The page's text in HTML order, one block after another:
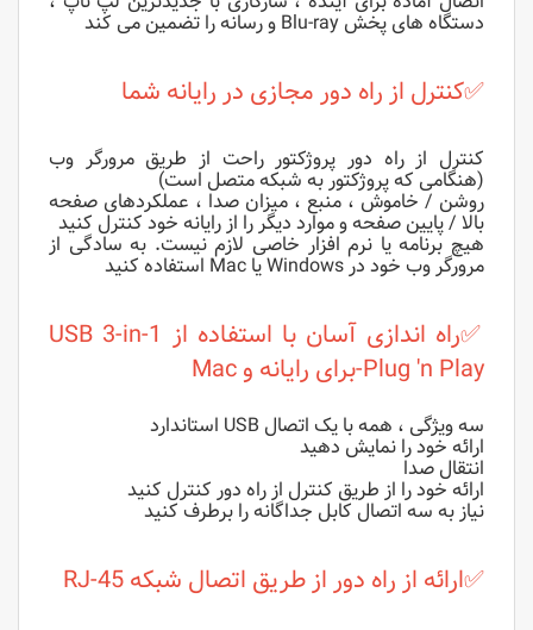
دستگاه های پخش Blu-ray و رسانه را تضمین می کند
✅کنترل از راه دور مجازی در رایانه شما
کنترل از راه دور پروژکتور راحت از طریق مرورگر وب
(هنگامی که پروژکتور به شبکه متصل است)
روشن / خاموش ، منبع ، میزان صدا ، عملکردهای صفحه
بالا / پایین صفحه و موارد دیگر را از رایانه خود کنترل کنید
هیچ برنامه یا نرم افزار خاصی لازم نیست. به سادگی از
مرورگر وب خود در Windows یا Mac استفاده کنید
✅
راه اندازی آسان با استفاده از USB 3-in-1
Plug 'n Play-برای رایانه و Mac
سه ویژگی ، همه با یک اتصال USB استاندارد
ارائه خود را نمایش دهید
انتقال صدا
ارائه خود را از طریق کنترل از راه دور کنترل کنید
نیاز به سه اتصال کابل جداگانه را برطرف کنید
✅ارائه از راه دور از طریق اتصال شبکه RJ-45